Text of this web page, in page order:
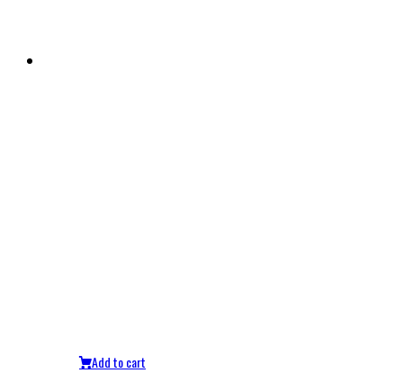
Add to cart